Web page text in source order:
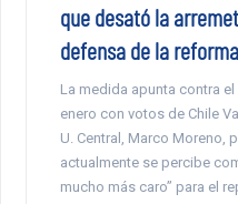
que desató la
defensa de la
La medida apunta contra
enero con votos de Chile
U. Central, Marco Moreno,
actualmente se percibe
mucho más caro” para el